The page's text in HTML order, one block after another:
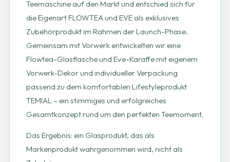
Teemaschine auf den Markt und entschied sich für
die Eigenart FLOWTEA und EVE als exklusives
Zubehörprodukt im Rahmen der Launch-Phase.
Gemeinsam mit Vorwerk entwickelten wir eine
Flowtea-Glasflasche und Eve-Karaffe mit eigenem
Vorwerk-Dekor und individueller Verpackung
passend zu dem komfortablen Lifestyleprodukt
TEMIAL – ein stimmiges und erfolgreiches
Gesamtkonzept rund um den perfekten Teemoment.
Das Ergebnis: ein Glasprodukt, das als
Markenprodukt wahrgenommen wird, nicht als